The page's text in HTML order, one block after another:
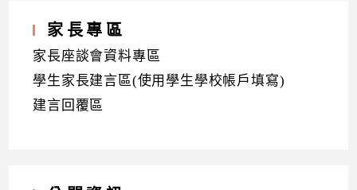
家長專區
家長座談會資料專區
學生家長建言區(使用學生學校帳戶填寫)
建言回覆區